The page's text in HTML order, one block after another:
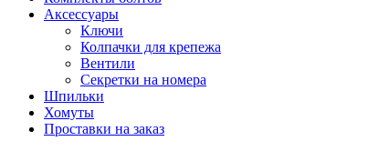
Аксессуары
Ключи
Колпачки для крепежа
Вентили
Секретки на номера
Шпильки
Хомуты
Проставки на заказ